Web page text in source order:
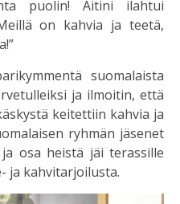
puolin! Äitini ilahtui
on kahvia ja teetä,
suomalaista
ja ilmoitin, että
keitettiin kahvia ja
ryhmän jäsenet
osa heistä jäi terassille
ja kahvitarjoilusta.